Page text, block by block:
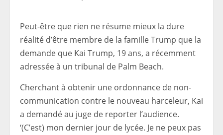
Peut-être que rien ne résume mieux la dure
réalité d’être membre de la famille Trump que la
demande que Kai Trump, 19 ans, a récemment
adressée à un tribunal de Palm Beach.
Cherchant à obtenir une ordonnance de non-
communication contre le nouveau harceleur, Kai
a demandé au juge de reporter l’audience.
‘(C’est) mon dernier jour de lycée. Je ne peux pas